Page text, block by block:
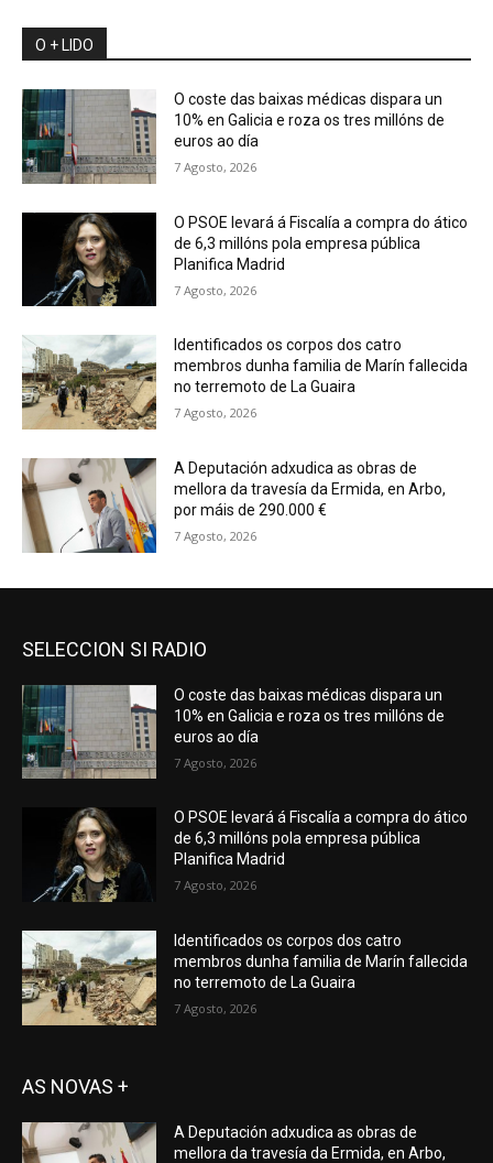
O + LIDO
O coste das baixas médicas dispara un
10% en Galicia e roza os tres millóns de
euros ao día
7 Agosto, 2026
O PSOE levará á Fiscalía a compra do ático
de 6,3 millóns pola empresa pública
Planifica Madrid
7 Agosto, 2026
Identificados os corpos dos catro
membros dunha familia de Marín fallecida
no terremoto de La Guaira
7 Agosto, 2026
A Deputación adxudica as obras de
mellora da travesía da Ermida, en Arbo,
por máis de 290.000 €
7 Agosto, 2026
SELECCION SI RADIO
O coste das baixas médicas dispara un
10% en Galicia e roza os tres millóns de
euros ao día
7 Agosto, 2026
O PSOE levará á Fiscalía a compra do ático
de 6,3 millóns pola empresa pública
Planifica Madrid
7 Agosto, 2026
Identificados os corpos dos catro
membros dunha familia de Marín fallecida
no terremoto de La Guaira
7 Agosto, 2026
AS NOVAS +
A Deputación adxudica as obras de
mellora da travesía da Ermida, en Arbo,